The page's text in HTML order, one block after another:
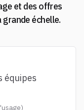
et des offres
échelle.
équipes